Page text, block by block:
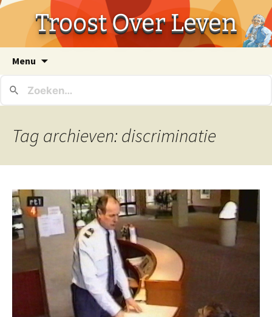
Troost Over Leven
Menu
inhoud
Tag archieven: discriminatie